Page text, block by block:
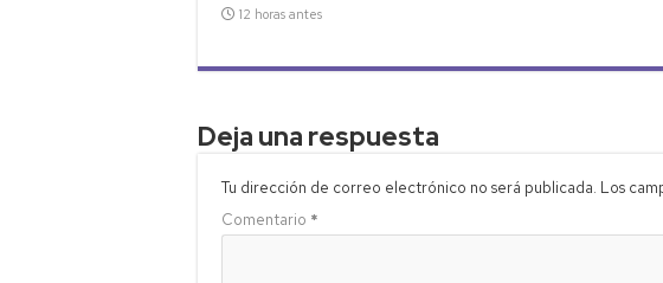
12 horas antes
Deja una respuesta
Tu dirección de correo electrónico no será publicada. Los
Comentario *